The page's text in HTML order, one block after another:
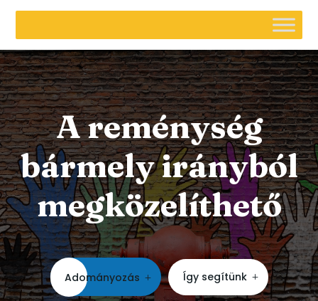
A reménység
bármely irányból
megközelíthető
Adományozás Így segítünk